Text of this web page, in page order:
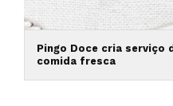
Pingo Doce cria serviço
comida fresca